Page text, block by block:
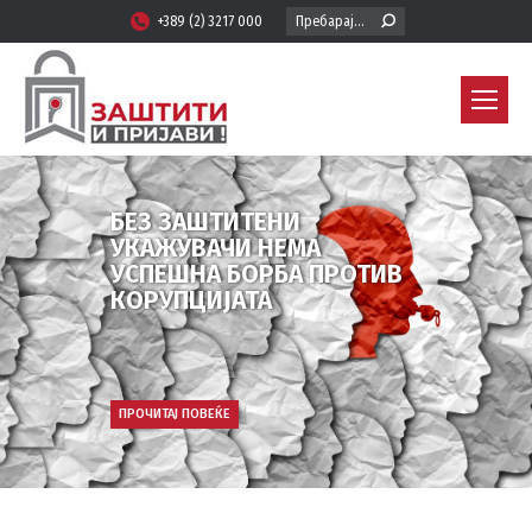
+389 (2) 3217 000 Search:
БЕЗ ЗАШТИТЕНИ
УКАЖУВАЧИ НЕМА
УСПЕШНА БОРБА ПРОТИВ
КОРУПЦИЈАТА
ПРОЧИТАЈ ПОВЕЌЕ